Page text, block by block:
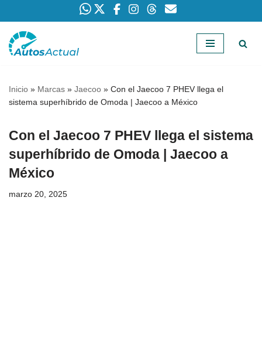
Saltar
Inicio » Marcas » Jaecoo » Con el Jaecoo 7 PHEV llega el
sistema superhíbrido de Omoda | Jaecoo a México
Con el Jaecoo 7 PHEV llega el sistema
superhíbrido de Omoda | Jaecoo a
México
marzo 20, 2025